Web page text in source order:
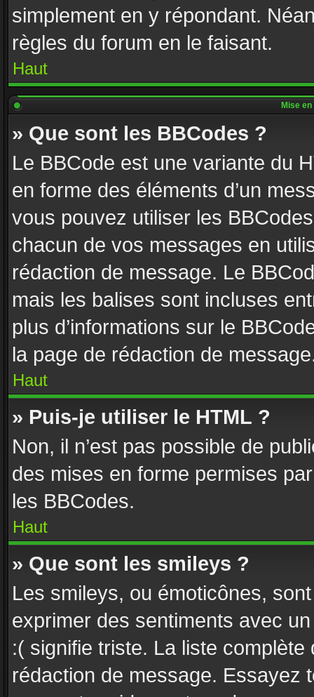
simplement en y répondant.
règles du forum en le faisant.
Haut
Mise
» Que sont les BBCodes ?
Le BBCode est une variante du
en forme des éléments d’un
vous pouvez utiliser les
chacun de vos messages en
rédaction de message. Le
mais les balises sont incluses
plus d’informations sur le
la page de rédaction de
Haut
» Puis-je utiliser le HTML ?
Non, il n’est pas possible de
des mises en forme permises
les BBCodes.
Haut
» Que sont les smileys ?
Les smileys, ou émoticônes,
exprimer des sentiments avec
:( signifie triste. La liste
rédaction de message. Essayez